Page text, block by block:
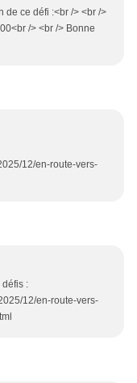
de ce défi :<br /> <br />
/> <br /> Bonne
12/en-route-vers-
défis :
12/en-route-vers-